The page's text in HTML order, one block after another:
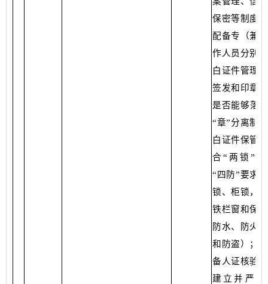
保密等制度
配备专（兼
作人员分别
白证件管理
签发和印章
是否能够落
“章”分离制
白证件保管
合“两锁”“
“四防”要求
锁、柜锁，
铁栏窗和保
防水、防火
和防盗）；
备人证核验
建立并严格